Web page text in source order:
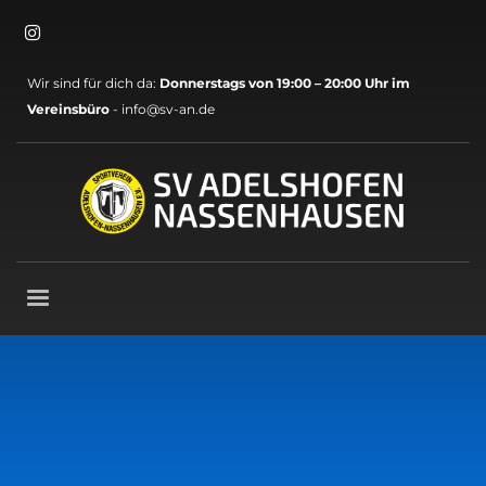
Mai 2026
Oktober 2025
September 2025
August 2025
Wir sind für dich da: Donnerstags von 19:00 – 20:00 Uhr im
Vereinsbüro - info@sv-an.de